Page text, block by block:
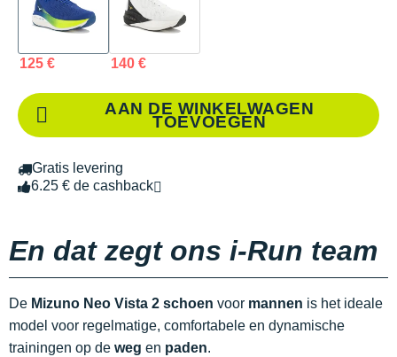
125 € 140 €
AAN DE WINKELWAGEN
TOEVOEGEN
Gratis levering
6.25 € de cashback
En dat zegt ons i-Run team
De Mizuno Neo Vista 2 schoen voor mannen is het ideale
model voor regelmatige, comfortabele en dynamische
trainingen op de weg en paden.